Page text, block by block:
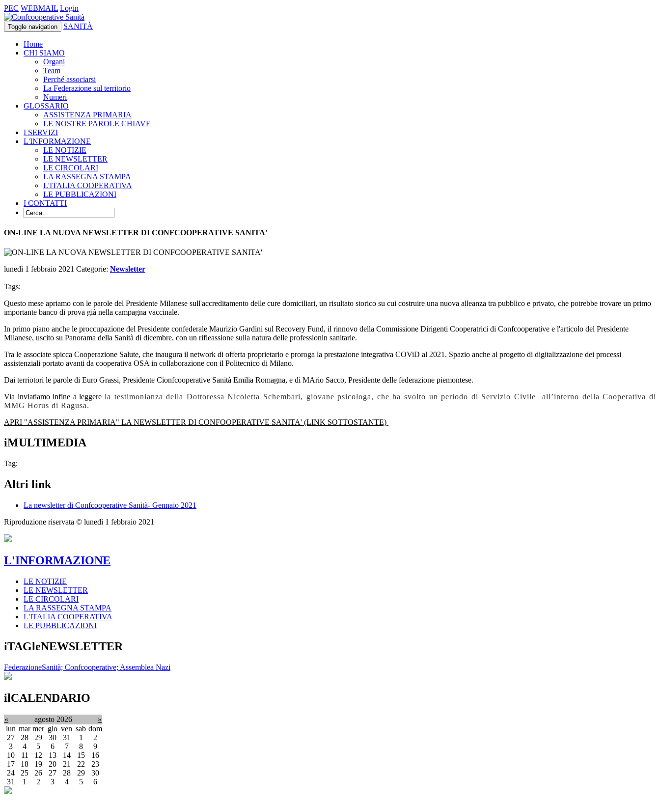
PEC WEBMAIL Login
Toggle navigation SANITÀ
Home
CHI SIAMO
Organi
Team
Perché associarsi
La Federazione sul territorio
Numeri
GLOSSARIO
ASSISTENZA PRIMARIA
LE NOSTRE PAROLE CHIAVE
I SERVIZI
L'INFORMAZIONE
LE NOTIZIE
LE NEWSLETTER
LE CIRCOLARI
LA RASSEGNA STAMPA
L'ITALIA COOPERATIVA
LE PUBBLICAZIONI
I CONTATTI
ON-LINE LA NUOVA NEWSLETTER DI CONFCOOPERATIVE SANITA'
lunedì 1 febbraio 2021 Categorie: Newsletter
Tags:
Questo mese apriamo con le parole del Presidente Milanese sull'accreditamento delle cure domiciliari, un risultato storico su cui costruire una nuova alleanza tra pubblico e privato, che potrebbe trovare un primo
importante banco di prova già nella campagna vaccinale.
In primo piano anche le proccupazione del Presidente confederale Maurizio Gardini sul Recovery Fund, il rinnovo della Commissione Dirigenti Cooperatrici di Confcooperative e l'articolo del Presidente
Milanese, uscito su Panorama della Sanità di dicembre, con un rifleassione sulla natura delle professionin sanitarie.
Tra le associate spicca Cooperazione Salute, che inaugura il network di offerta proprietario e proroga la prestazione integrativa COViD al 2021. Spazio anche al progetto di digitalizzazione dei processi
assistenziali portato avanti da cooperativa OSA in collaborazione con il Politecnico di Milano.
Dai terriotori le parole di Euro Grassi, Presidente Cionfcooperative Sanità Emilia Romagna, e di MArio Sacco, Presidente delle federazione piemontese.
Via inviatiamo infine a leggere la testimonianza della Dottoressa Nicoletta Schembari, giovane psicologa, che ha svolto un periodo di Servizio Civile all’interno della Cooperativa di
MMG Horus di Ragusa.
APRI "ASSISTENZA PRIMARIA" LA NEWSLETTER DI CONFOOPERATIVE SANITA' (LINK SOTTOSTANTE)
iMULTIMEDIA
Tag:
Altri link
La newsletter di Confcooperative Sanità- Gennaio 2021
Riproduzione riservata © lunedì 1 febbraio 2021
L'INFORMAZIONE
LE NOTIZIE
LE NEWSLETTER
LE CIRCOLARI
LA RASSEGNA STAMPA
L'ITALIA COOPERATIVA
LE PUBBLICAZIONI
iTAGleNEWSLETTER
FederazioneSanità; Confcooperative; Assemblea Nazi
ilCALENDARIO
« agosto 2026
»
lun mar mer gio ven sab dom
27
28 29 30 31 1
2
3
4 5 6 7 8
9
10
11 12 13 14 15
16
17
18 19 20 21 22
23
24
25 26 27 28 29
30
31
1 2 3 4 5 6